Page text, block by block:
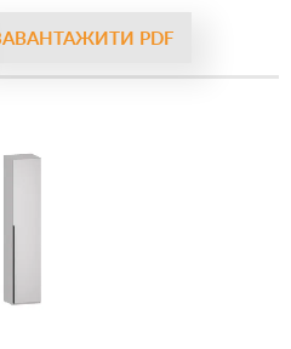
PDF